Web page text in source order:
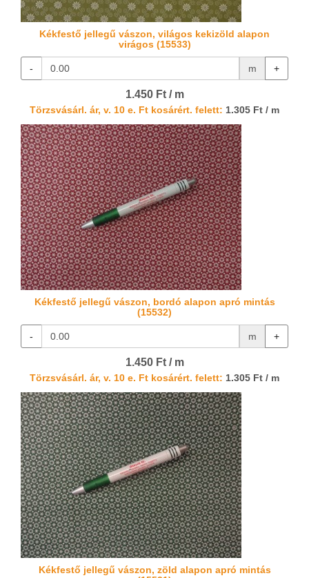
Kékfestő jellegű vászon, világos kekizöld alapon
virágos (15533)
- m +
1.450 Ft / m
Törzsvásárl. ár, v. 10 e. Ft kosárért. felett: 1.305 Ft / m
Kékfestő jellegű vászon, bordó alapon apró mintás
(15532)
- m +
1.450 Ft / m
Törzsvásárl. ár, v. 10 e. Ft kosárért. felett: 1.305 Ft / m
Kékfestő jellegű vászon, zöld alapon apró mintás